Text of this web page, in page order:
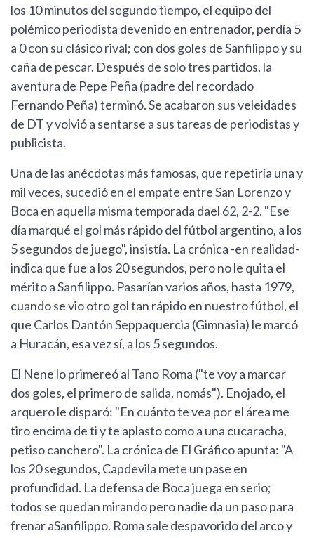
los 10 minutos del segundo tiempo, el equipo del
polémico periodista devenido en entrenador, perdía 5
a 0 con su clásico rival; con dos goles de Sanfilippo y su
caña de pescar. Después de solo tres partidos, la
aventura de Pepe Peña (padre del recordado
Fernando Peña) terminó. Se acabaron sus veleidades
de DT y volvió a sentarse a sus tareas de periodistas y
publicista.
Una de las anécdotas más famosas, que repetiría una y
mil veces, sucedió en el empate entre San Lorenzo y
Boca en aquella misma temporada dael 62, 2-2. "Ese
día marqué el gol más rápido del fútbol argentino, a los
5 segundos de juego", insistía. La crónica -en realidad-
indica que fue a los 20 segundos, pero no le quita el
mérito a Sanfilippo. Pasarían varios años, hasta 1979,
cuando se vio otro gol tan rápido en nuestro fútbol, el
que Carlos Dantón Seppaquercia (Gimnasia) le marcó
a Huracán, esa vez sí, a los 5 segundos.
El Nene lo primereó al Tano Roma ("te voy a marcar
dos goles, el primero de salida, nomás"). Enojado, el
arquero le disparó: "En cuánto te vea por el área me
tiro encima de ti y te aplasto como a una cucaracha,
petiso canchero". La crónica de El Gráfico apunta: "A
los 20 segundos, Capdevila mete un pase en
profundidad. La defensa de Boca juega en serio;
todos se quedan mirando pero nadie da un paso para
frenar aSanfilippo. Roma sale despavorido del arco y